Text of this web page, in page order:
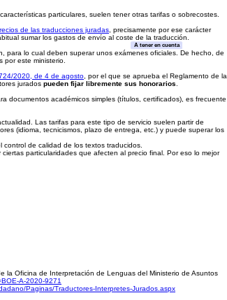
particulares, suelen tener otras tarifas o sobrecostes.
de las traducciones juradas , precisamente por ese carácter
sumar los gastos de envío al coste de la traducción.
A tener en cuenta
para lo cual deben superar unos exámenes oficiales. De hecho, de
este ministerio.
2020, de 4 de agosto , por el que se aprueba el Reglamento de la
jurados pueden fijar libremente sus honorarios
documentos académicos simples (títulos, certificados), es frecuente
Las tarifas para este tipo de servicio suelen partir de
(idioma, tecnicismos, plazo de entrega, etc.) y puede superar los
de calidad de los textos traducidos.
particularidades que afecten al precio final. Por eso lo mejor
Oficina de Interpretación de Lenguas del Ministerio de Asuntos
A-2020-9271
Paginas/Traductores-Interpretes-Jurados.aspx